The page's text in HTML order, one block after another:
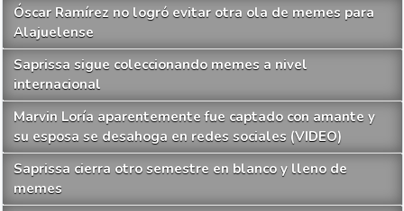
Óscar Ramírez no logró evitar otra ola de memes para
Alajuelense
Saprissa sigue coleccionando memes a nivel
internacional
Marvin Loría aparentemente fue captado con amante y
su esposa se desahoga en redes sociales (VIDEO)
Saprissa cierra otro semestre en blanco y lleno de
memes